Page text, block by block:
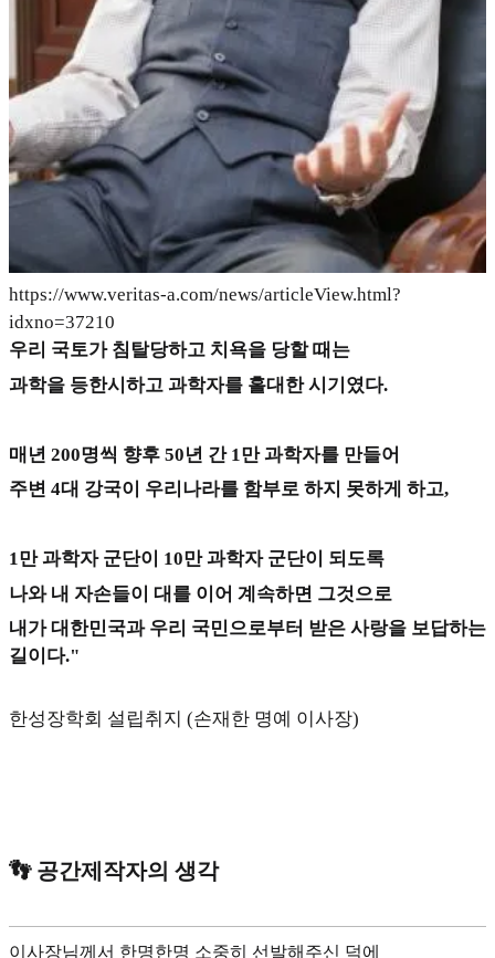
https://www.veritas-a.com/news/articleView.html?
idxno=37210
우리 국토가 침탈당하고 치욕을 당할 때는
과학을 등한시하고 과학자를 홀대한 시기였다.
매년 200명씩 향후 50년 간 1만 과학자를 만들어
주변 4대 강국이 우리나라를 함부로 하지 못하게 하고,
1만 과학자 군단이 10만 과학자 군단이 되도록
나와 내 자손들이 대를 이어 계속하면 그것으로
내가 대한민국과 우리 국민으로부터 받은 사랑을 보답하는
길이다."
한성장학회 설립취지 (손재한 명예 이사장)
👣 공간제작자의 생각
이사장님께서 한명한명 소중히 선발해주신 덕에